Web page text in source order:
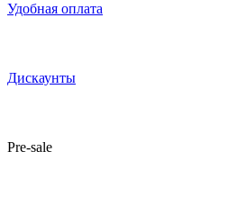
Удобная оплата
Дискаунты
Pre-sale